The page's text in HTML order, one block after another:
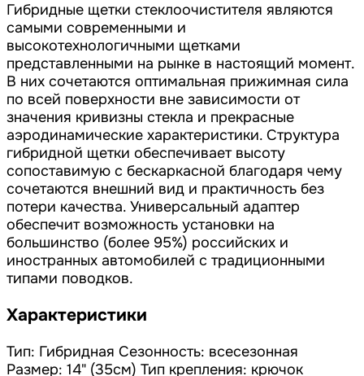
Гибридные щетки стеклоочистителя являются
самыми современными и
высокотехнологичными щетками
представленными на рынке в настоящий момент.
В них сочетаются оптимальная прижимная сила
по всей поверхности вне зависимости от
значения кривизны стекла и прекрасные
аэродинамические характеристики. Структура
гибридной щетки обеспечивает высоту
сопоставимую с бескаркасной благодаря чему
сочетаются внешний вид и практичность без
потери качества. Универсальный адаптер
обеспечит возможность установки на
большинство (более 95%) российских и
иностранных автомобилей с традиционными
типами поводков.
Характеристики
Тип: Гибридная Сезонность: всесезонная
Размер: 14" (35см) Тип крепления: крючок